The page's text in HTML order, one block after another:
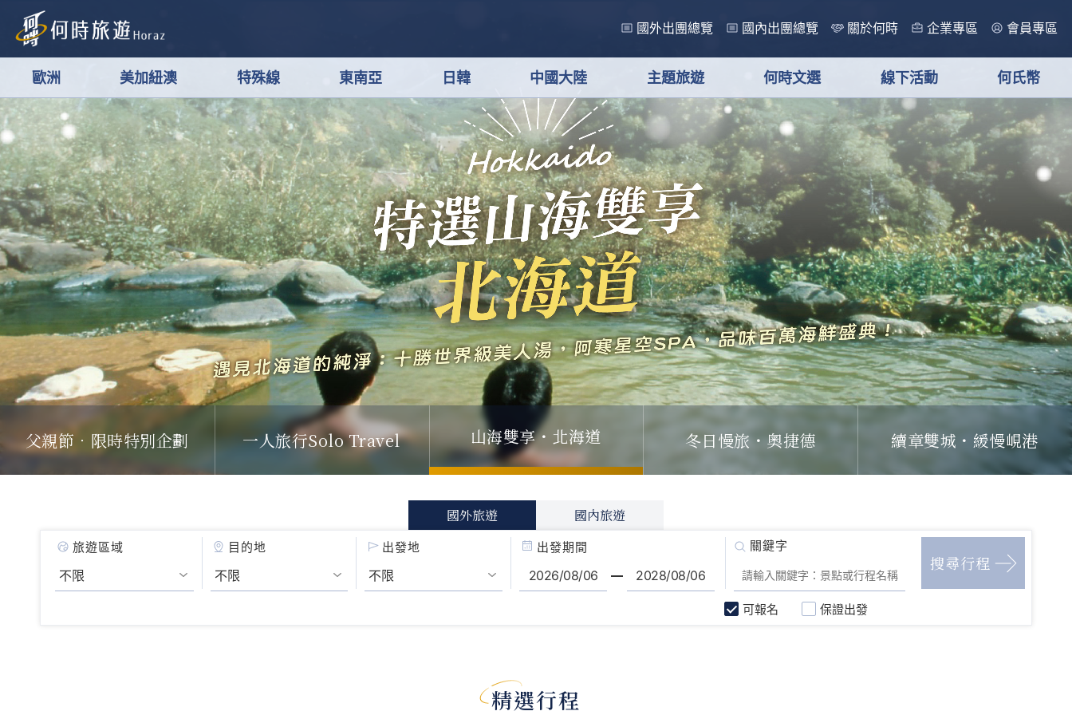
國外出團總覽 國內出團總覽 關於何時 企業專區 會員專區
歐洲 美加紐澳 特殊線 東南亞 日韓 中國大陸 主題旅遊 何時文選 線下活動 何氏幣
父親節．限時特別企劃 一人旅行Solo Travel 山海雙享・北海道 冬日慢旅・奧捷德 續章雙城・緩慢峴港
國外旅遊 國內旅遊
旅遊區域 目的地 出發地 出發期間
可報名 保證出發
精選行程